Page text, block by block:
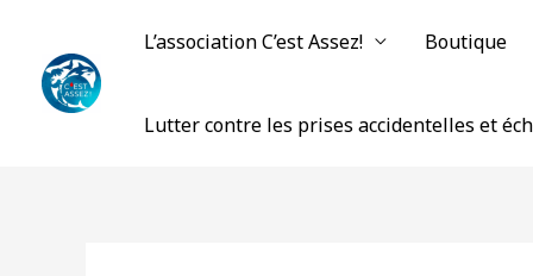
contenu
L’association C’est Assez! Boutique
Lutter contre les prises accidentelles et